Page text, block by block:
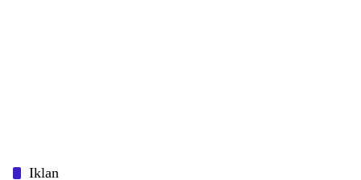
Iklan